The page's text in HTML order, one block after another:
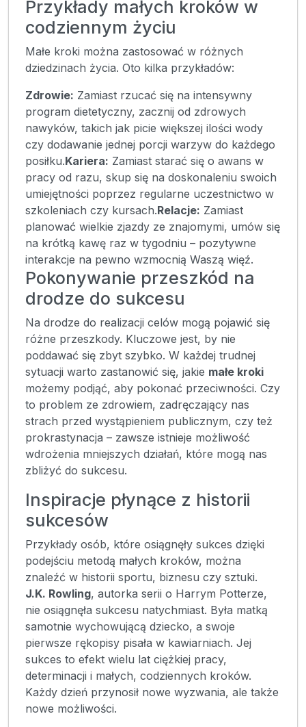
Przykłady małych kroków w
codziennym życiu
Małe kroki można zastosować w różnych
dziedzinach życia. Oto kilka przykładów:
Zdrowie: Zamiast rzucać się na intensywny
program dietetyczny, zacznij od zdrowych
nawyków, takich jak picie większej ilości wody
czy dodawanie jednej porcji warzyw do każdego
posiłku.Kariera: Zamiast starać się o awans w
pracy od razu, skup się na doskonaleniu swoich
umiejętności poprzez regularne uczestnictwo w
szkoleniach czy kursach.Relacje: Zamiast
planować wielkie zjazdy ze znajomymi, umów się
na krótką kawę raz w tygodniu – pozytywne
interakcje na pewno wzmocnią Waszą więź.
Pokonywanie przeszkód na
drodze do sukcesu
Na drodze do realizacji celów mogą pojawić się
różne przeszkody. Kluczowe jest, by nie
poddawać się zbyt szybko. W każdej trudnej
sytuacji warto zastanowić się, jakie małe kroki
możemy podjąć, aby pokonać przeciwności. Czy
to problem ze zdrowiem, zadręczający nas
strach przed wystąpieniem publicznym, czy też
prokrastynacja – zawsze istnieje możliwość
wdrożenia mniejszych działań, które mogą nas
zbliżyć do sukcesu.
Inspiracje płynące z historii
sukcesów
Przykłady osób, które osiągnęły sukces dzięki
podejściu metodą małych kroków, można
znaleźć w historii sportu, biznesu czy sztuki.
J.K. Rowling, autorka serii o Harrym Potterze,
nie osiągnęła sukcesu natychmiast. Była matką
samotnie wychowującą dziecko, a swoje
pierwsze rękopisy pisała w kawiarniach. Jej
sukces to efekt wielu lat ciężkiej pracy,
determinacji i małych, codziennych kroków.
Każdy dzień przynosił nowe wyzwania, ale także
nowe możliwości.